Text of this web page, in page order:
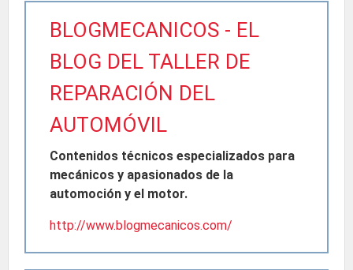
BLOGMECANICOS - EL
BLOG DEL TALLER DE
REPARACIÓN DEL
AUTOMÓVIL
Contenidos técnicos especializados para
mecánicos y apasionados de la
automoción y el motor.
http://www.blogmecanicos.com/